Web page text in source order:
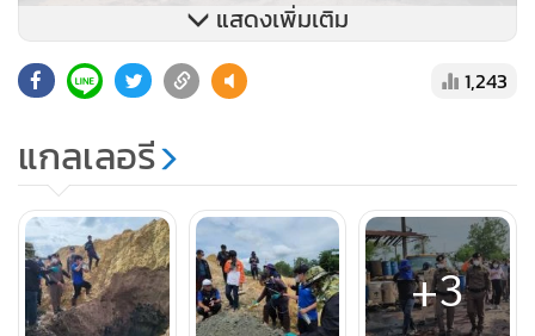
แสดงเพิ่มเติม
1,243
แกลเลอรี
+3